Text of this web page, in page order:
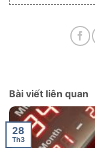
Bài viết liên quan
28
Th3